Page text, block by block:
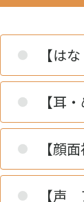
【は
【耳
【顔
【声